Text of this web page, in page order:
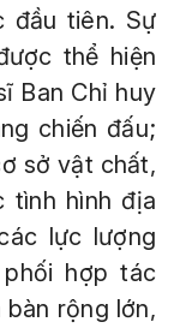
đầu tiên. Sự
thể hiện
Ban Chỉ huy
chiến đấu;
sở vật chất,
tình hình địa
lực lượng
hợp tác
rộng lớn,